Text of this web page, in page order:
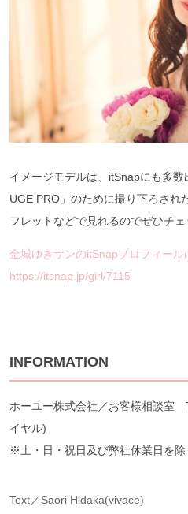
イメージモデルは、itSnapにも多
UGE PRO」のために撮り下ろされ
フレットなどで見れるのでぜひチ
金城ゆきサンのitSnapプロフィール
https://itsnap.jp/girl/7115
INFORMATION
ホーユー株式会社／お客様相談室
イヤル)
※土・日・祝日及び弊社休業日を
Text／Saori Hidaka(vivace)